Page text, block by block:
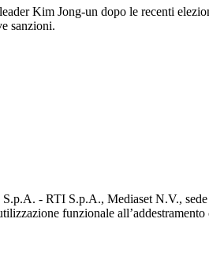
Kim Jong-un dopo le recenti
sanzioni.
- RTI S.p.A., Mediaset N.V., sede
funzionale